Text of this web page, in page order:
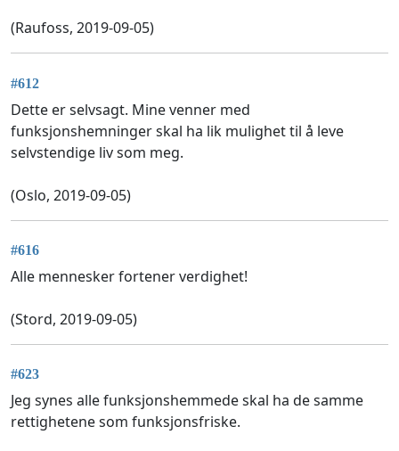
(Raufoss, 2019-09-05)
#612
Dette er selvsagt. Mine venner med
funksjonshemninger skal ha lik mulighet til å leve
selvstendige liv som meg.
(Oslo, 2019-09-05)
#616
Alle mennesker fortener verdighet!
(Stord, 2019-09-05)
#623
Jeg synes alle funksjonshemmede skal ha de samme
rettighetene som funksjonsfriske.